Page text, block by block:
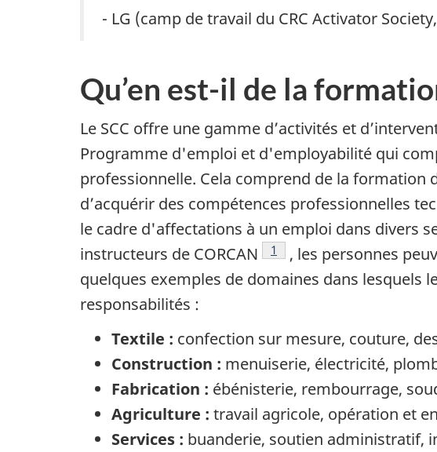
- LG (camp de travail du CRC Activator
Qu’en est-il de la
Le SCC offre une gamme d’activités et
Programme d'emploi et d'employabilité qui
professionnelle. Cela comprend de la formation
d’acquérir des compétences professionnelles
le cadre d'affectations à un emploi dans divers
instructeurs de CORCAN
Note de bas de page
1
, les personnes
quelques exemples de domaines dans lesquels
responsabilités :
Textile : confection sur mesure, couture,
Construction : menuiserie, électricité,
Fabrication : ébénisterie, rembourrage,
Agriculture : travail agricole, opération et
Services : buanderie, soutien administratif,